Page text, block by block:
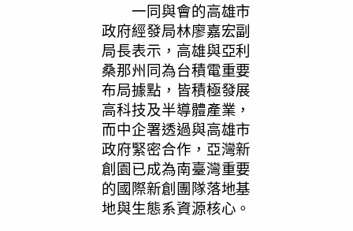
一同與會的高雄市
政府經發局林廖嘉宏副
局長表示，高雄與亞利
桑那州同為台積電重要
布局據點，皆積極發展
高科技及半導體產業，
而中企署透過與高雄市
政府緊密合作，亞灣新
創園已成為南臺灣重要
的國際新創團隊落地基
地與生態系資源核心。